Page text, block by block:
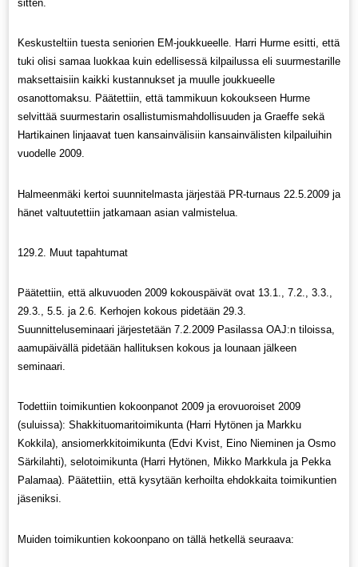
sitten.
Keskusteltiin tuesta seniorien EM-joukkueelle. Harri Hurme esitti, että
tuki olisi samaa luokkaa kuin edellisessä kilpailussa eli suurmestarille
maksettaisiin kaikki kustannukset ja muulle joukkueelle
osanottomaksu. Päätettiin, että tammikuun kokoukseen Hurme
selvittää suurmestarin osallistumismahdollisuuden ja Graeffe sekä
Hartikainen linjaavat tuen kansainvälisiin kansainvälisten kilpailuihin
vuodelle 2009.
Halmeenmäki kertoi suunnitelmasta järjestää PR-turnaus 22.5.2009 ja
hänet valtuutettiin jatkamaan asian valmistelua.
129.2. Muut tapahtumat
Päätettiin, että alkuvuoden 2009 kokouspäivät ovat 13.1., 7.2., 3.3.,
29.3., 5.5. ja 2.6. Kerhojen kokous pidetään 29.3.
Suunnitteluseminaari järjestetään 7.2.2009 Pasilassa OAJ:n tiloissa,
aamupäivällä pidetään hallituksen kokous ja lounaan jälkeen
seminaari.
Todettiin toimikuntien kokoonpanot 2009 ja erovuoroiset 2009
(suluissa): Shakkituomaritoimikunta (Harri Hytönen ja Markku
Kokkila), ansiomerkkitoimikunta (Edvi Kvist, Eino Nieminen ja Osmo
Särkilahti), selotoimikunta (Harri Hytönen, Mikko Markkula ja Pekka
Palamaa). Päätettiin, että kysytään kerhoilta ehdokkaita toimikuntien
jäseniksi.
Muiden toimikuntien kokoonpano on tällä hetkellä seuraava: